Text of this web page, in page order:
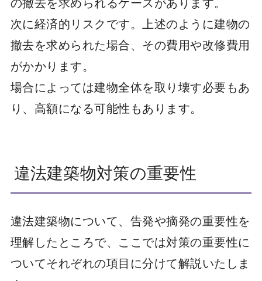
次に経済的リスクです。上述のように建物の
撤去を求められた場合、その費用や改修費用
がかかります。
場合によっては建物全体を取り壊す必要もあ
り、高額になる可能性もあります。
違法建築物対策の重要性
違法建築物について、告発や摘発の重要性を
理解したところで、ここでは対策の重要性に
ついてそれぞれの項目に分けて解説いたしま